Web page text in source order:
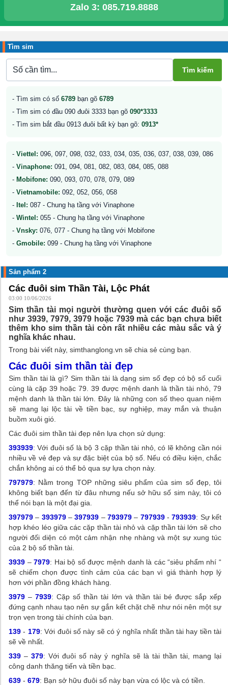
Zalo 3: 085.719.8888
Tìm sim
- Tìm sim có số 6789 bạn gõ 6789
- Tìm sim có đầu 090 đuôi 3333 bạn gõ 090*3333
- Tìm sim bắt đầu 0913 đuôi bất kỳ bạn gõ: 0913*
- Viettel: 096, 097, 098, 032, 033, 034, 035, 036, 037, 038, 039, 086
- Vinaphone: 091, 094, 081, 082, 083, 084, 085, 088
- Mobifone: 090, 093, 070, 078, 079, 089
- Vietnamobile: 092, 052, 056, 058
- Itel: 087 - Chung hạ tầng với Vinaphone
- Wintel: 055 - Chung hạ tầng với Vinaphone
- Vnsky: 076, 077 - Chung hạ tầng với Mobifone
- Gmobile: 099 - Chung hạ tầng với Vinaphone
Sản phẩm 2
Các đuôi sim Thần Tài, Lộc Phát
03:00 10/06/2026
Sim thần tài mọi người thường quen với các đuôi số
như 3939, 7979, 3979 hoặc 7939 mà các bạn chưa biết
thêm kho sim thần tài còn rất nhiều các màu sắc và ý
nghĩa khác nhau.
Trong bài viết này, simthanglong.vn sẽ chia sẻ cùng bạn.
Các đuôi sim thần tài đẹp
Sim thần tài là gì? Sim thần tài là dạng sim số đẹp có bộ số cuối
cùng là cặp 39 hoặc 79. 39 được mệnh danh là thần tài nhỏ, 79
mệnh danh là thần tài lớn. Đây là những con số theo quan niệm
sẽ mang lại lộc tài về tiền bạc, sự nghiệp, may mắn và thuận
buồm xuôi gió.
Các đuôi sim thần tài đẹp nên lựa chọn sử dụng:
393939: Với đuôi số là bộ 3 cặp thần tài nhỏ, có lẽ không cần nói
nhiều về vẻ đẹp và sự đặc biệt của bộ số. Nếu có điều kiện, chắc
chắn không ai có thể bỏ qua sự lựa chọn này.
797979: Nằm trong TOP những siêu phẩm của sim số đẹp, tôi
không biết bạn đến từ đâu nhưng nếu sở hữu số sim này, tôi có
thể nói bạn là một đại gia.
397979– 393979–397939 –793979– 797939-793939: Sự kết
hợp khéo léo giữa các cặp thần tài nhỏ và cặp thần tài lớn sẽ cho
người đối diện có một cảm nhận nhẹ nhàng và một sự xung túc
của 2 bộ số thần tài.
3939 –7979: Hai bộ số được mệnh danh là các “siêu phẩm nhí “
sẽ chiếm chọn được tình cảm của các bạn vì giá thành hợp lý
hơn với phần đồng khách hàng.
3979 –7939: Cặp số thần tài lớn và thần tài bé được sắp xếp
đứng cạnh nhau tạo nên sự gắn kết chặt chẽ như nói nên một sự
trọn vẹn trong tài chính của bạn.
139- 179: Với đuôi số này sẽ có ý nghĩa nhất thần tài hay tiền tài
sẽ về nhất.
339–379: Với đuôi số này ý nghĩa sẽ là tài thần tài, mang lại
công danh thăng tiến và tiền bạc.
639 - 679: Bạn sở hữu đuôi số này bạn vừa có lộc và có tiền.